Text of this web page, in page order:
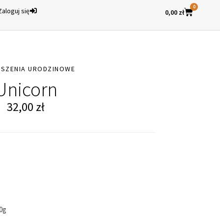
się 0,00 zł
0
URODZINOWE
32,00 zł